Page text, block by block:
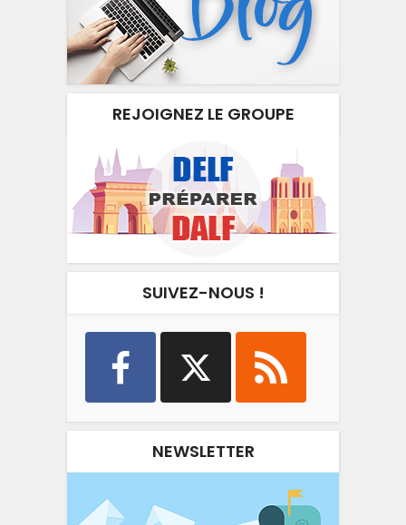
REJOIGNEZ LE GROUPE
SUIVEZ-NOUS !
NEWSLETTER